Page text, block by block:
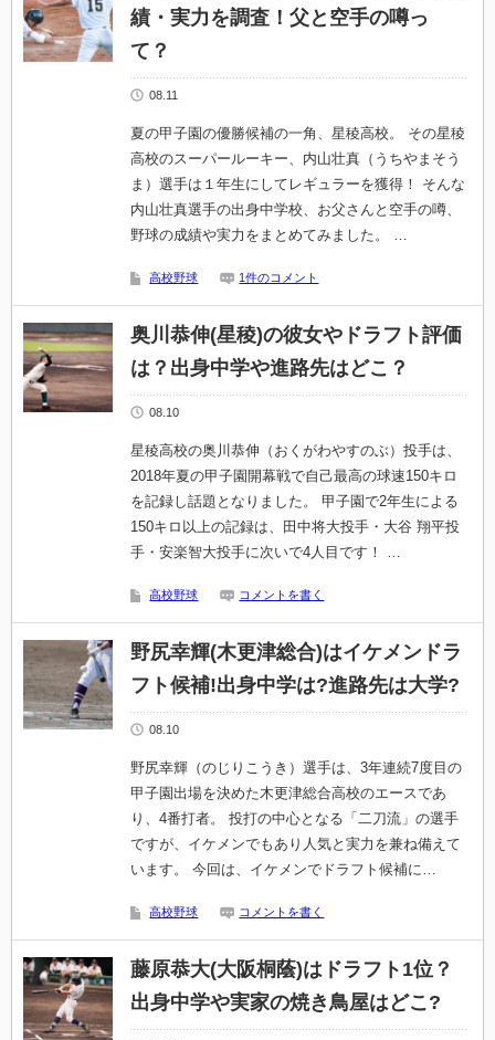
績・実力を調査！父と空手の噂っ
て？
08.11
夏の甲子園の優勝候補の一角、星稜高校。 その星稜
高校のスーパールーキー、内山壮真（うちやまそう
ま）選手は１年生にしてレギュラーを獲得！ そんな
内山壮真選手の出身中学校、お父さんと空手の噂、
野球の成績や実力をまとめてみました。 …
高校野球 1件のコメント
奥川恭伸(星稜)の彼女やドラフト評価
は？出身中学や進路先はどこ？
08.10
星稜高校の奥川恭伸（おくがわやすのぶ）投手は、
2018年夏の甲子園開幕戦で自己最高の球速150キロ
を記録し話題となりました。 甲子園で2年生による
150キロ以上の記録は、田中将大投手・大谷 翔平投
手・安楽智大投手に次いで4人目です！ …
高校野球 コメントを書く
野尻幸輝(木更津総合)はイケメンドラ
フト候補!出身中学は?進路先は大学?
08.10
野尻幸輝（のじりこうき）選手は、3年連続7度目の
甲子園出場を決めた木更津総合高校のエースであ
り、4番打者。 投打の中心となる「二刀流」の選手
ですが、イケメンでもあり人気と実力を兼ね備えて
います。 今回は、イケメンでドラフト候補に…
高校野球 コメントを書く
藤原恭大(大阪桐蔭)はドラフト1位？
出身中学や実家の焼き鳥屋はどこ?